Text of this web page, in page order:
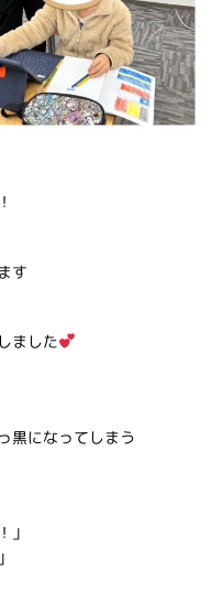
す
ました
黒になってしまう
」